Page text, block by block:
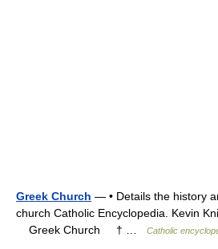
Greek Church — • Details the history
church Catholic Encyclopedia. Kevin
Greek Church † …
Catholic